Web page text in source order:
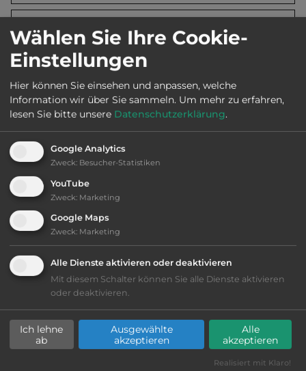
Webseite: www.davikfjordparadis.no
Öffnungszeiten:
Telefon:
Ausstattung
bis 30,- Euro
Geräuschkulisse: überwiegend ruhig
kiesig, harter Grund
Wählen Sie Ihre Cookie-
Einstellungen
Hier können Sie einsehen und anpassen, welche
Information wir über Sie sammeln. Um mehr zu erfahren,
lesen Sie bitte unsere Datenschutzerklärung.
Google Analytics
Zweck: Besucher-Statistiken
YouTube
Zweck: Marketing
Google Maps
Zweck: Marketing
Alle Dienste aktivieren oder deaktivieren
Mit diesem Schalter können Sie alle Dienste aktivieren
oder deaktivieren.
Ich lehne
ab
Ausgewählte
akzeptieren
Alle
akzeptieren
Realisiert mit Klaro!